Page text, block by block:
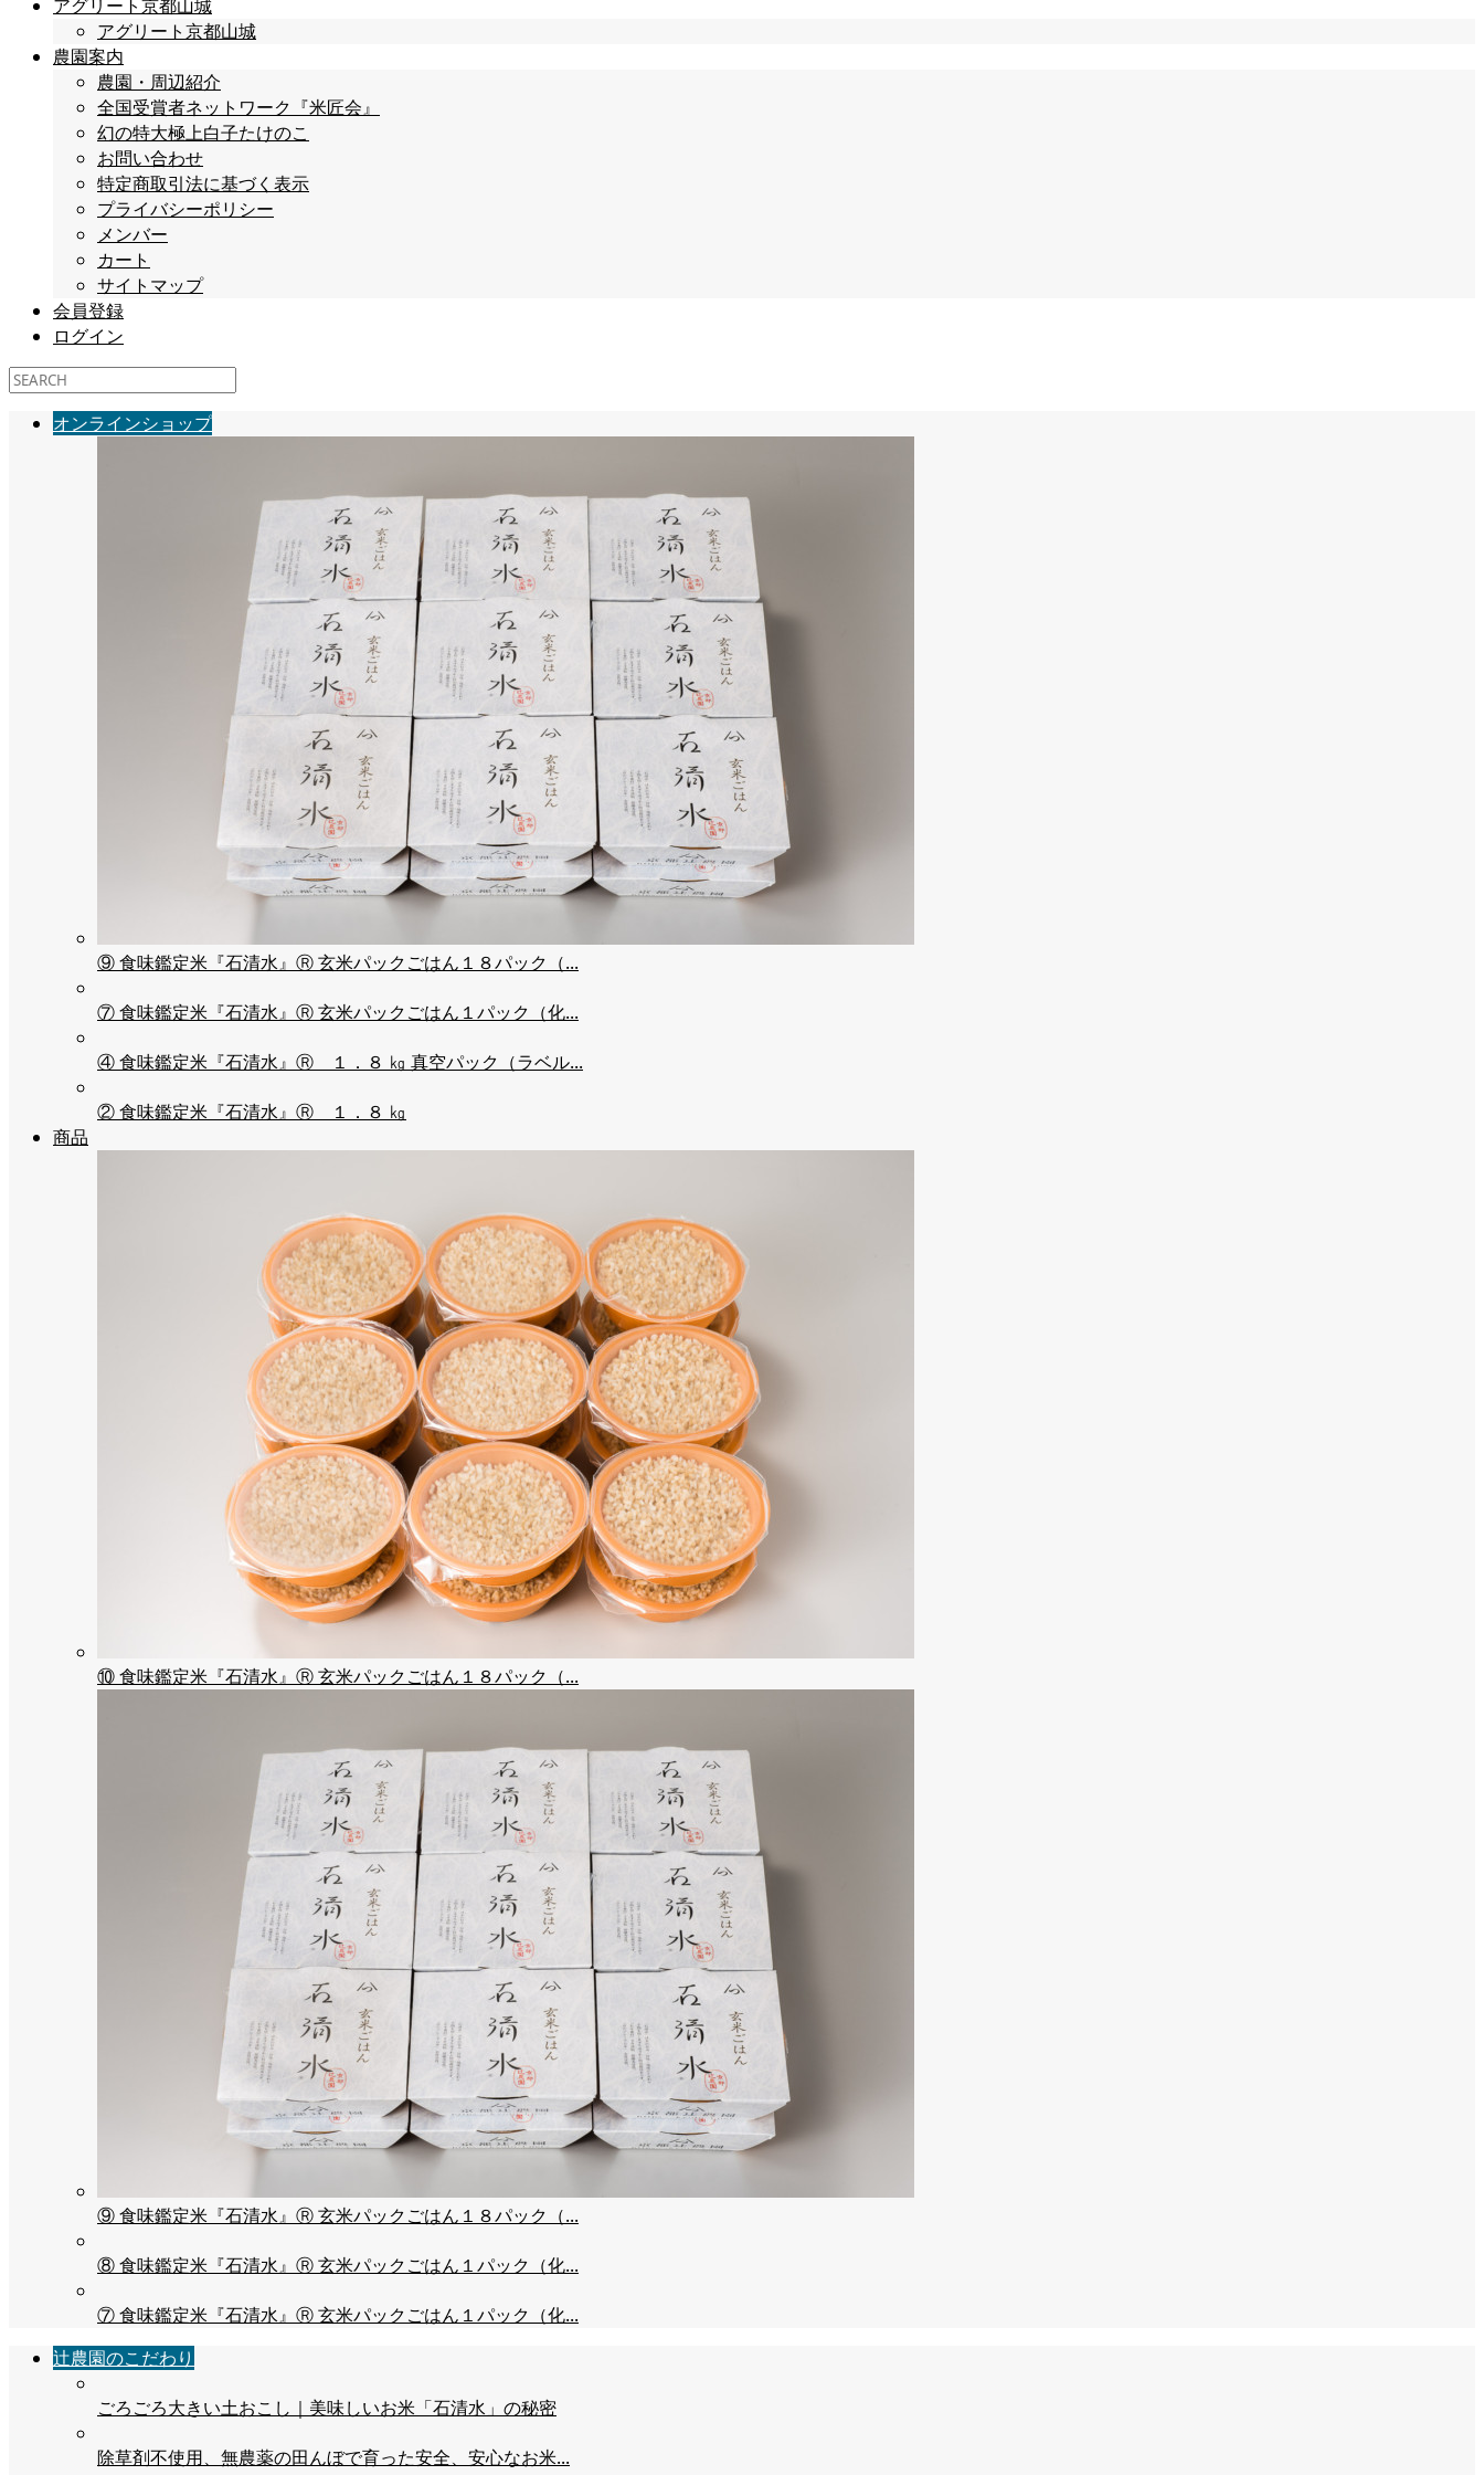
アグリート京都山城
アグリート京都山城
農園案内
農園・周辺紹介
全国受賞者ネットワーク『米匠会』
幻の特大極上白子たけのこ
お問い合わせ
特定商取引法に基づく表示
プライバシーポリシー
メンバー
カート
サイトマップ
会員登録
ログイン
オンラインショップ
⑨ 食味鑑定米『石清水』Ⓡ 玄米パックごはん１８パック（...
⑦ 食味鑑定米『石清水』Ⓡ 玄米パックごはん１パック（化...
④ 食味鑑定米『石清水』Ⓡ １．８ ㎏ 真空パック（ラベル...
② 食味鑑定米『石清水』Ⓡ １．８ ㎏
商品
⑩ 食味鑑定米『石清水』Ⓡ 玄米パックごはん１８パック（...
⑨ 食味鑑定米『石清水』Ⓡ 玄米パックごはん１８パック（...
⑧ 食味鑑定米『石清水』Ⓡ 玄米パックごはん１パック（化...
⑦ 食味鑑定米『石清水』Ⓡ 玄米パックごはん１パック（化...
辻農園のこだわり
ごろごろ大きい土おこし｜美味しいお米「石清水」の秘密
除草剤不使用、無農薬の田んぼで育った安全、安心なお米...